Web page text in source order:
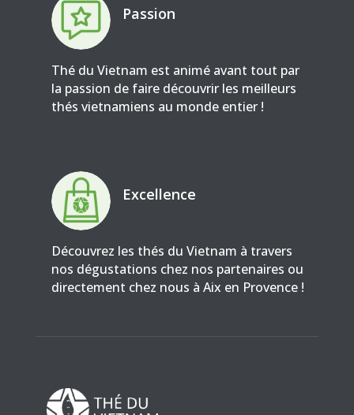
Passion
Thé du Vietnam est animé avant tout par
la passion de faire découvrir les meilleurs
thés vietnamiens au monde entier !
Excellence
Découvrez les thés du Vietnam à travers
nos dégustations chez nos partenaires ou
directement chez nous à Aix en Provence !